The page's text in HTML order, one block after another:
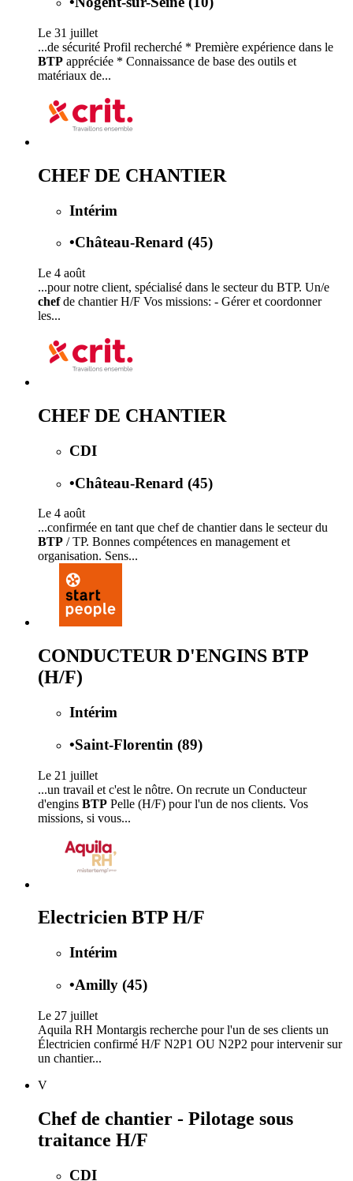
Le 31 juillet
...de sécurité Profil recherché * Première expérience dans le
BTP appréciée * Connaissance de base des outils et
matériaux de...
CHEF DE CHANTIER
Intérim
•Château-Renard (45)
Le 4 août
...pour notre client, spécialisé dans le secteur du BTP. Un/e
chefde chantier H/F Vos missions: - Gérer et coordonner
les...
CHEF DE CHANTIER
CDI
•Château-Renard (45)
Le 4 août
...confirmée en tant que chef de chantier dans le secteur du
BTP / TP. Bonnes compétences en management et
organisation. Sens...
CONDUCTEUR D'ENGINS BTP
(H/F)
Intérim
•Saint-Florentin (89)
Le 21 juillet
...un travail et c'est le nôtre. On recrute un Conducteur
d'engins BTP Pelle (H/F) pour l'un de nos clients. Vos
missions, si vous...
Electricien BTP H/F
Intérim
•Amilly (45)
Le 27 juillet
Aquila RH Montargis recherche pour l'un de ses clients un
Électricien confirmé H/F N2P1 OU N2P2 pour intervenir sur
un chantier...
V
Chef de chantier - Pilotage sous
traitance H/F
CDI